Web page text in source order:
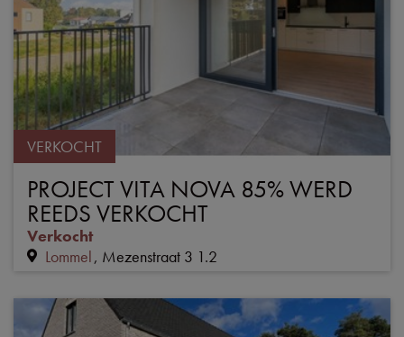
VERKOCHT
PROJECT VITA NOVA 85% WERD
REEDS VERKOCHT
Verkocht
Lommel Mezenstraat 3 1.2